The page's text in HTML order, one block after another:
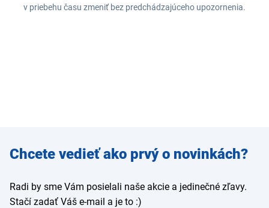
v priebehu času zmeniť bez predchádzajúceho upozornenia.
Zadajte
e-mail
Chcete vedieť ako prvý o novinkách?
Radi by sme Vám posielali naše akcie a jedinečné zľavy.
Stačí zadať Váš e-mail a je to :)